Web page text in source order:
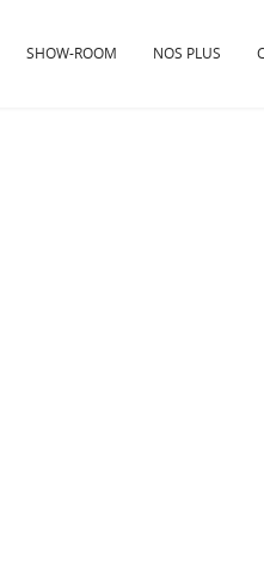
SHOW-ROOM NOS PLUS